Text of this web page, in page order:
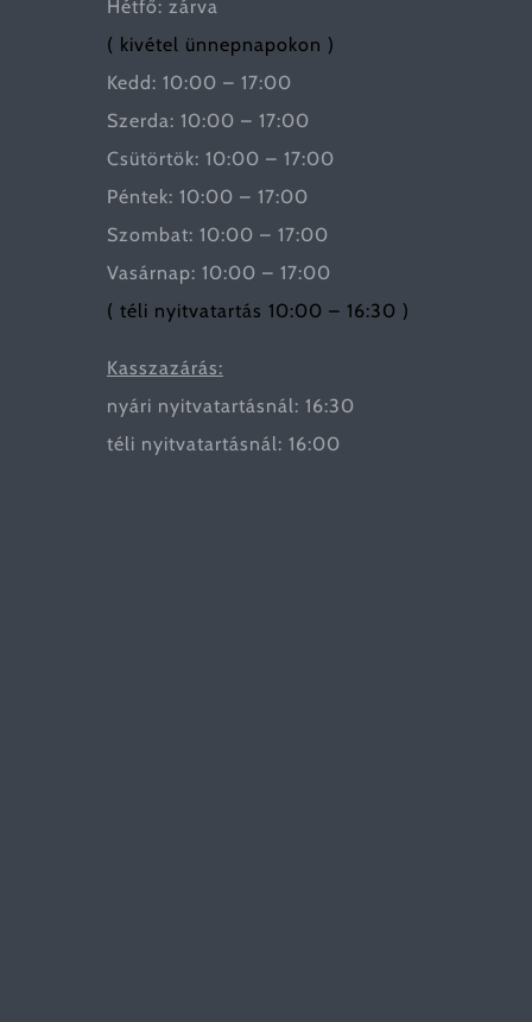
Hétfő: zárva
( kivétel ünnepnapokon )
Kedd: 10:00 – 17:00
Szerda: 10:00 – 17:00
Csütörtök: 10:00 – 17:00
Péntek: 10:00 – 17:00
Szombat: 10:00 – 17:00
Vasárnap: 10:00 – 17:00
( téli nyitvatartás 10:00 – 16:30 )
Kasszazárás:
nyári nyitvatartásnál: 16:30
téli nyitvatartásnál: 16:00